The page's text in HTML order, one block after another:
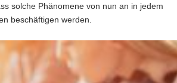
solche Phänomene von nun an in jedem
beschäftigen werden.